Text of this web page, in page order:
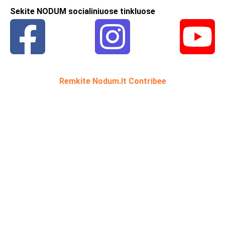
Sekite NODUM socialiniuose tinkluose
Remkite Nodum.lt Contribee